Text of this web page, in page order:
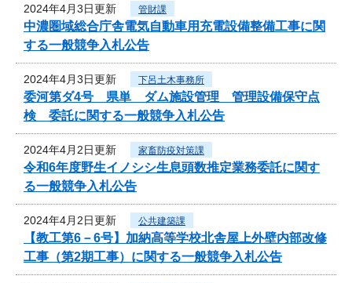
2024年4月3日更新 管財課
中濃圏域総合庁舎電気自動車用充電設備整備工事に関
する一般競争入札公告
2024年4月3日更新 下呂土木事務所
委河第ダ4号 県単 ダム施設管理 管理設備保守点
検 委託に関する一般競争入札公告
2024年4月2日更新 家畜防疫対策課
令和6年度野生イノシシ生息頭数推定業務委託に関す
る一般競争入札公告
2024年4月2日更新 公共建築課
【教工第6－6号】加納高等学校北舎屋上外壁内部改修
工事（第2期工事）に関する一般競争入札公告